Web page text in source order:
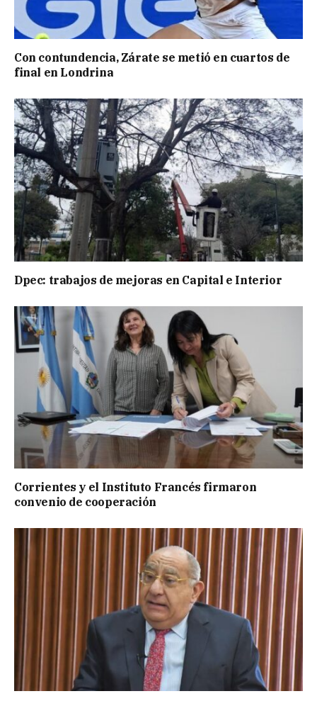
Con contundencia, Zárate se metió en cuartos de
final en Londrina
Dpec: trabajos de mejoras en Capital e Interior
Corrientes y el Instituto Francés firmaron
convenio de cooperación